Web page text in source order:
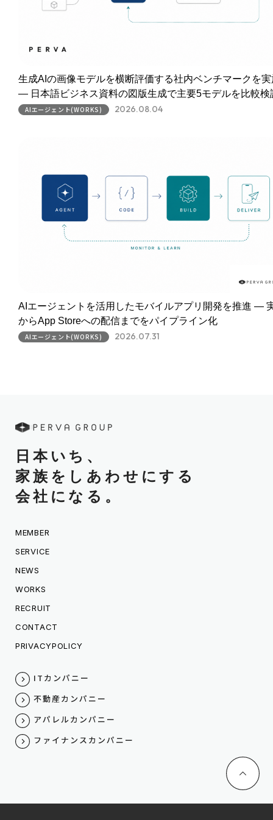
生成AIの画像モデルを横断評価する社内ベンチマークを実
― 日本語ビジネス資料の図版生成で主要5モデルを比較検
AIエージェント(WORKS) 2026.08.04
AIエージェントを活用したモバイルアプリ開発を推進 ―
からApp Storeへの配信までをパイプライン化
AIエージェント(WORKS) 2026.07.31
日本いち、
家族をしあわせにする
会社になる。
MEMBER
SERVICE
NEWS
WORKS
RECRUIT
CONTACT
PRIVACYPOLICY
ITカンパニー
不動産カンパニー
アパレルカンパニー
ファイナンスカンパニー